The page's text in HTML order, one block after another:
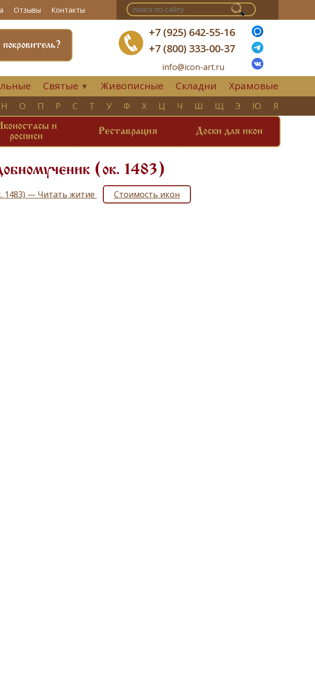
Отзывы Контакты
+7 (925) 642-55-16
+7 (800) 333-00-37
info@icon-art.ru
Святые ▼ Живописные Складни Храмовые
Н О П Р С Т У Ф Х Ц Ч Ш Щ Э Ю Я
и
росписи
Реставрация Доски для икон
(ок. 1483)
1483) — Читать житие Стоимость икон